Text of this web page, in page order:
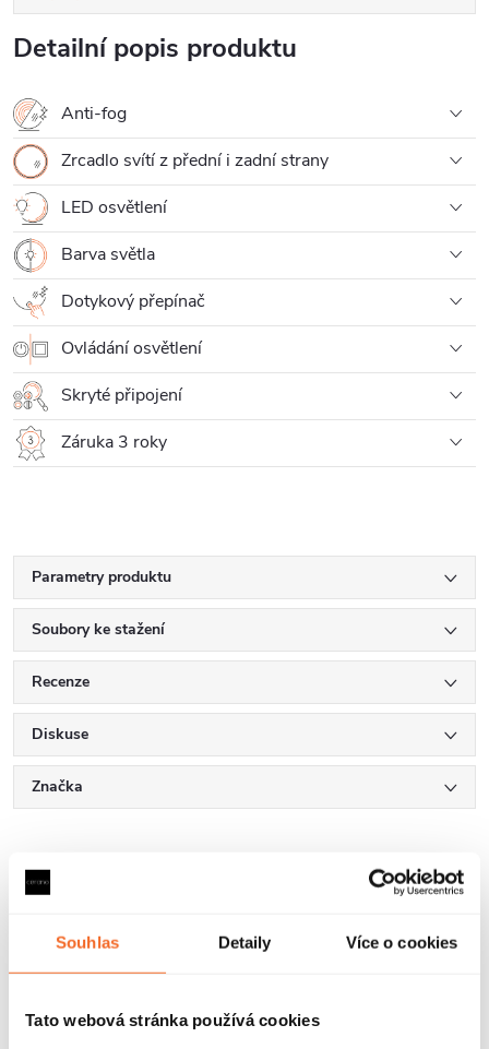
Souhlas Detaily Více o cookies
Tato webová stránka používá cookies
Detailní popis produktu
Anti-fog
Zrcadlo svítí z přední i zadní strany
LED osvětlení
Barva světla
Dotykový přepínač
Ovládání osvětlení
Skryté připojení
Záruka 3 roky
Parametry produktu
Soubory ke stažení
Recenze
Diskuse
Značka
Další inspirace